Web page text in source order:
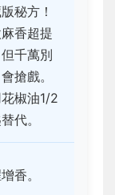
秘方！
香超提
千萬別
搶戲。
椒油1/2
代。
香。